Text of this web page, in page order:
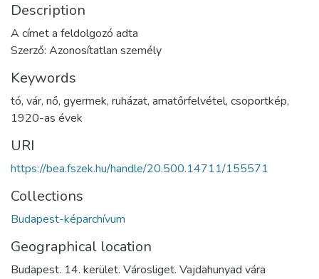
Description
A címet a feldolgozó adta
Szerző: Azonosítatlan személy
Keywords
tó, vár, nő, gyermek, ruházat, amatőrfelvétel, csoportkép,
1920-as évek
URI
https://bea.fszek.hu/handle/20.500.14711/155571
Collections
Budapest-képarchívum
Geographical location
Budapest. 14. kerület. Városliget. Vajdahunyad vára